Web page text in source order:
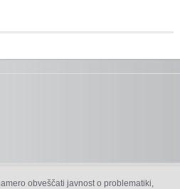
obveščati javnost o problematiki,